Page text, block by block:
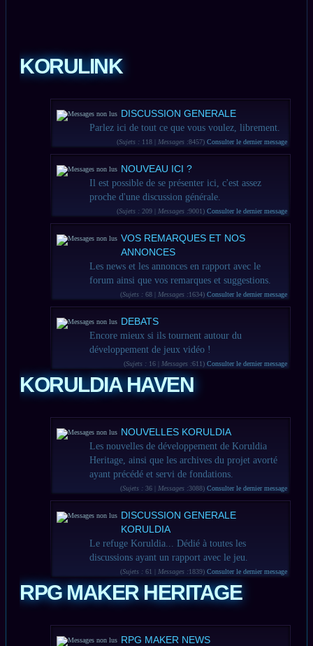
KORULINK
DISCUSSION GENERALE
Parlez ici de tout ce que vous voulez, librement.
(Sujets : 118 | Messages :8457) Consulter le dernier message
NOUVEAU ICI ?
Il est possible de se présenter ici, c'est assez
proche d'une discussion générale.
(Sujets : 209 | Messages :9001) Consulter le dernier message
VOS REMARQUES ET NOS
ANNONCES
Les news et les annonces en rapport avec le
forum ainsi que vos remarques et suggestions.
(Sujets : 68 | Messages :1634) Consulter le dernier message
DEBATS
Encore mieux si ils tournent autour du
développement de jeux vidéo !
(Sujets : 16 | Messages :611) Consulter le dernier message
KORULDIA HAVEN
NOUVELLES KORULDIA
Les nouvelles de développement de Koruldia
Heritage, ainsi que les archives du projet avorté
ayant précédé et servi de fondations.
(Sujets : 36 | Messages :3088) Consulter le dernier message
DISCUSSION GENERALE
KORULDIA
Le refuge Koruldia... Dédié à toutes les
discussions ayant un rapport avec le jeu.
(Sujets : 61 | Messages :1839) Consulter le dernier message
RPG MAKER HERITAGE
RPG MAKER NEWS